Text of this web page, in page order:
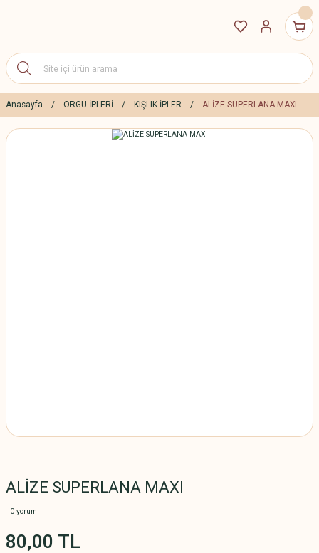
Anasayfa ÖRGÜ İPLERİ KIŞLIK İPLER ALİZE SUPERLANA MAXI
ALİZE SUPERLANA MAXI
0 yorum
80,00 TL